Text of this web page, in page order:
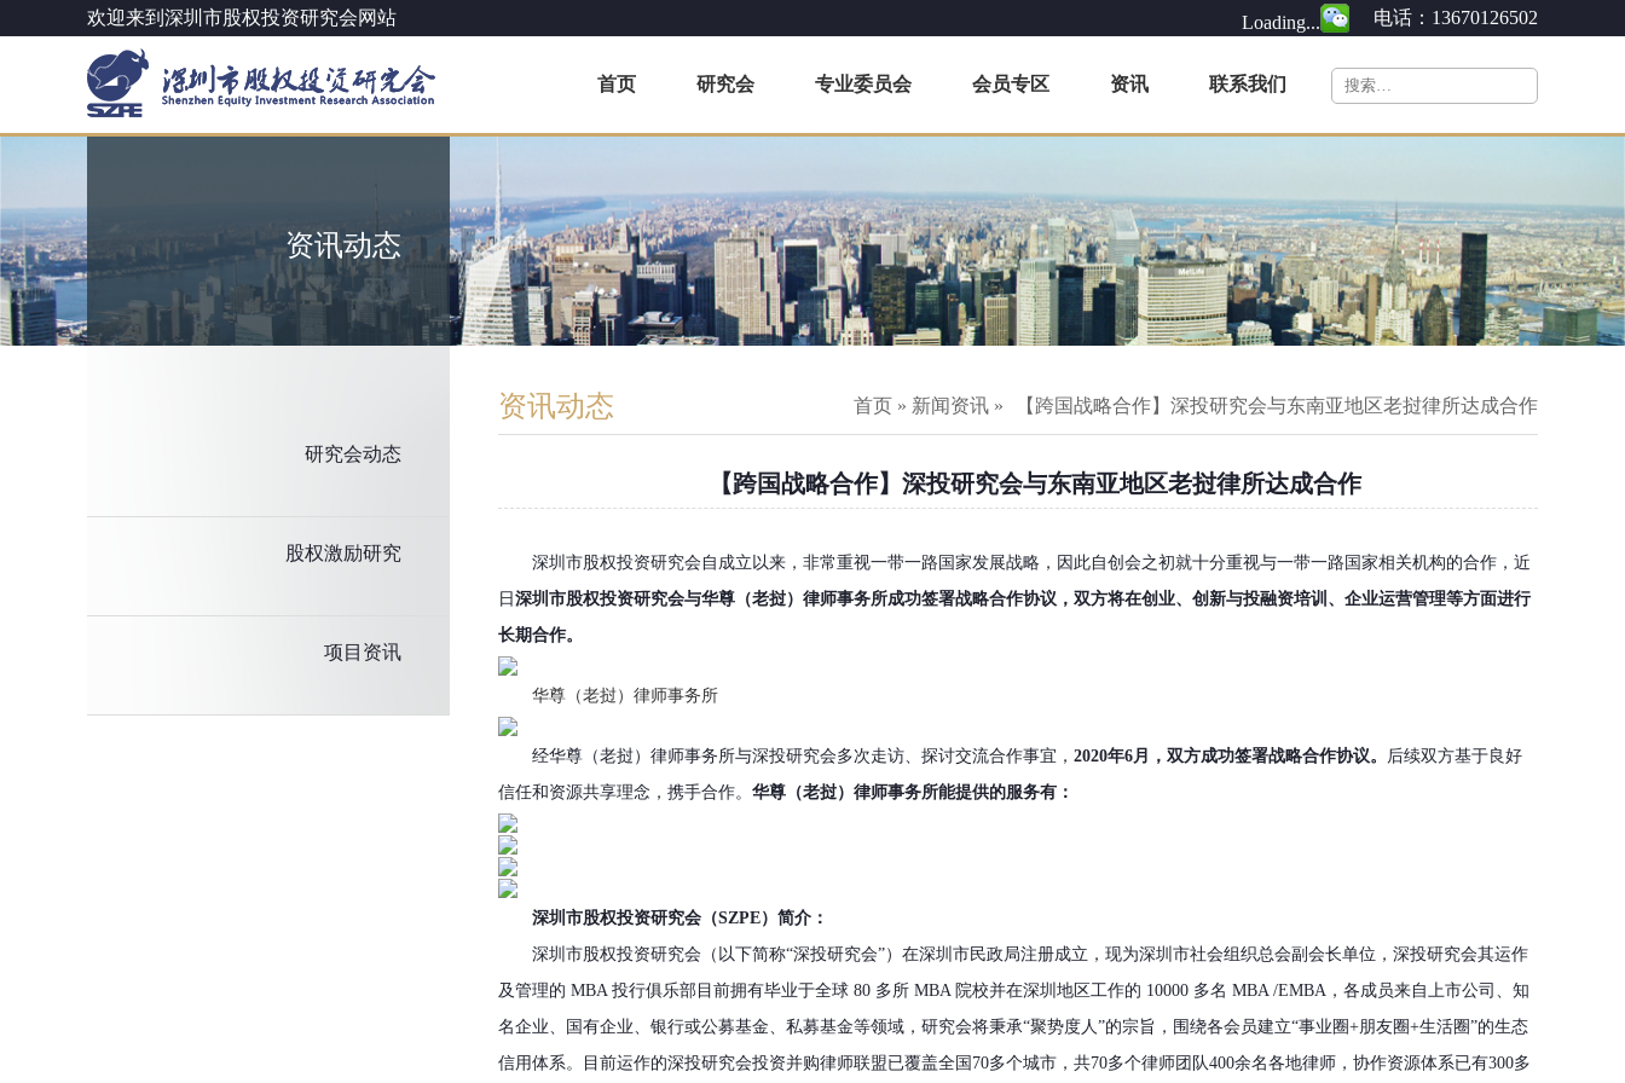
欢迎来到深圳市股权投资研究会网站 Loading... 电话：13670126502
首页 研究会 专业委员会 会员专区 资讯 联系我们
资讯动态
研究会动态
股权激励研究
项目资讯
资讯动态 首页 » 新闻资讯 » 【跨国战略合作】深投研究会与东南亚地区老挝律所达成合作
【跨国战略合作】深投研究会与东南亚地区老挝律所达成合作
深圳市股权投资研究会自成立以来，非常重视一带一路国家发展战略，因此自创会之初就十分重视与一带一路国家相关机构的合作，近
日 深圳市股权投资研究会与华尊（老挝）律师事务所成功签署战略合作协议，双方将在创业、创新与投融资培训、企业运营管理等方面进行
长期合作。
华尊（老挝）律师事务所
经华尊（老挝）律师事务所与深投研究会多次走访、探讨交流合作事宜， 2020年6月，双方成功签署战略合作协议。 后续双方基于良好
信任和资源共享理念，携手合作。 华尊（老挝）律师事务所能提供的服务有：
深圳市股权投资研究会（SZPE）简介：
深圳市股权投资研究会（以下简称“深投研究会”）在深圳市民政局注册成立，现为深圳市社会组织总会副会长单位，深投研究会其运作
及管理的 MBA 投行俱乐部目前拥有毕业于全球 80 多所 MBA 院校并在深圳地区工作的 10000 多名 MBA /EMBA，各成员来自上市公司、知
名企业、国有企业、银行或公募基金、私募基金等领域，研究会将秉承“聚势度人”的宗旨，围绕各会员建立“事业圈+朋友圈+生活圈”的生态
信用体系。目前运作的深投研究会投资并购律师联盟已覆盖全国70多个城市，共70多个律师团队400余名各地律师，协作资源体系已有300多